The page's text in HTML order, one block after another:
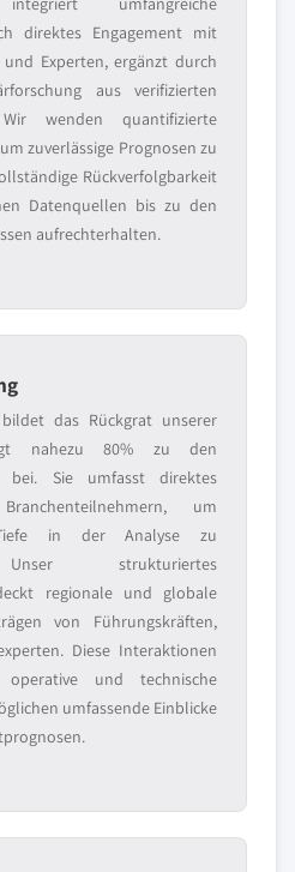
direktes Engagement mit
Experten, ergänzt durch
aus verifizierten
wenden quantifizierte
zuverlässige Prognosen zu
Rückverfolgbarkeit
Datenquellen bis zu den
aufrechterhalten.
das Rückgrat unserer
nahezu 80% zu den
bei. Sie umfasst direktes
um
in der Analyse zu
strukturiertes
regionale und globale
von Führungskräften,
Diese Interaktionen
operative und technische
umfassende Einblicke